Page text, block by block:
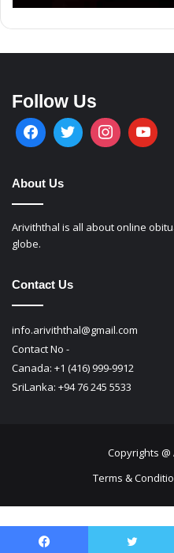
info.ariviththal@gmail.com
Contact No -
SriLanka: +94 76 245 5533